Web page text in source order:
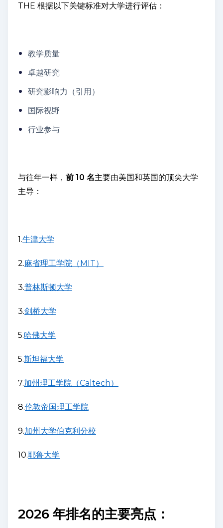
THE 根据以下关键标准对大学进行评估：
教学质量
卓越研究
研究影响力（引用）
国际视野
行业参与
与往年一样， 前 10 名主要由美国和英国的顶尖大学
主导：
1.牛津大学
2.麻省理工学院（MIT）
3.普林斯顿大学
3.剑桥大学
5.哈佛大学
5.斯坦福大学
7.加州理工学院（Caltech）
8.伦敦帝国理工学院
9.加州大学伯克利分校
10.耶鲁大学
2026 年排名的主要亮点：